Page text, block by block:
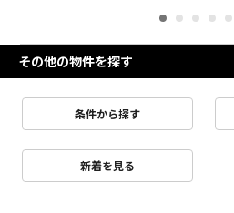
その他の物件を探す
条件から探す
新着を見る